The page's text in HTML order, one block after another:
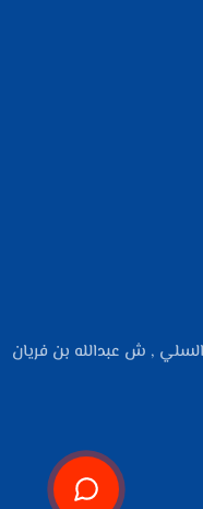
, ش عبدالله بن فريان